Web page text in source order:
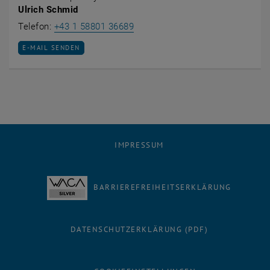
Ulrich Schmid
Telefon: +43 1 58801 36689Ulrich Schmid anrufen
E-MAIL AN ULRICH SCHMID SENDEN
E-MAIL SENDEN
IMPRESSUM
BARRIEREFREIHEITSERKLÄRUNG
DATENSCHUTZERKLÄRUNG (PDF)